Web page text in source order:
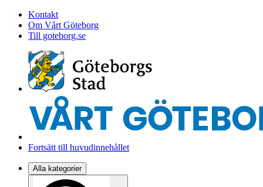
Kontakt
Om Vårt Göteborg
Till goteborg.se
Fortsätt till huvudinnehållet
Alla kategorier